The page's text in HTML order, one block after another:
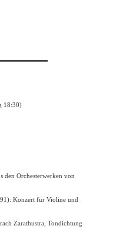
18:30)
den Orchesterwerken von
Konzert für Violine und
Zarathustra, Tondichtung